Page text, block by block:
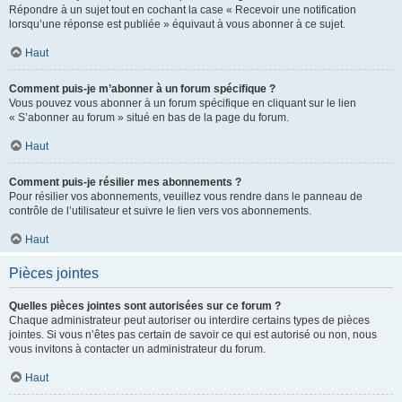
Répondre à un sujet tout en cochant la case « Recevoir une notification
lorsqu’une réponse est publiée » équivaut à vous abonner à ce sujet.
Haut
Comment puis-je m’abonner à un forum spécifique ?
Vous pouvez vous abonner à un forum spécifique en cliquant sur le lien
« S’abonner au forum » situé en bas de la page du forum.
Haut
Comment puis-je résilier mes abonnements ?
Pour résilier vos abonnements, veuillez vous rendre dans le panneau de
contrôle de l’utilisateur et suivre le lien vers vos abonnements.
Haut
Pièces jointes
Quelles pièces jointes sont autorisées sur ce forum ?
Chaque administrateur peut autoriser ou interdire certains types de pièces
jointes. Si vous n’êtes pas certain de savoir ce qui est autorisé ou non, nous
vous invitons à contacter un administrateur du forum.
Haut